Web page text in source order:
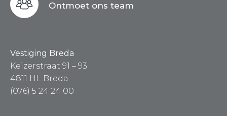
Ontmoet ons team
Vestiging Breda
Keizerstraat 91 – 93
4811 HL Breda
(076) 5 24 24 00